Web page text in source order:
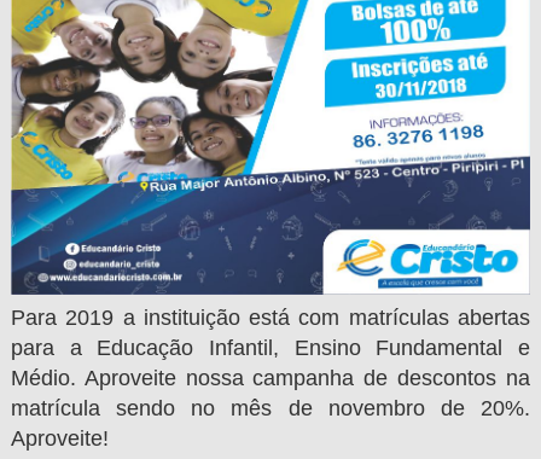
Para 2019 a instituição está com matrículas abertas
para a Educação Infantil, Ensino Fundamental e
Médio. Aproveite nossa campanha de descontos na
matrícula sendo no mês de novembro de 20%.
Aproveite!